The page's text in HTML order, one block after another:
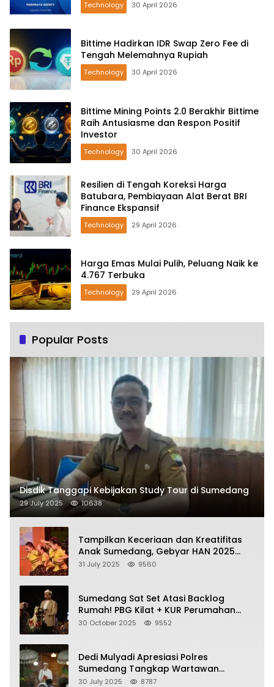
Technology 30 April 2026
Bittime Hadirkan IDR Swap Zero Fee di
Tengah Melemahnya Rupiah
Technology 30 April 2026
Bittime Mining Points 2.0 Berakhir Bittime
Raih Antusiasme dan Respon Positif
Investor
Technology 30 April 2026
Resilien di Tengah Koreksi Harga
Batubara, Pembiayaan Alat Berat BRI
Finance Ekspansif
Technology 29 April 2026
Harga Emas Mulai Pulih, Peluang Naik ke
4.767 Terbuka
Technology 29 April 2026
Popular Posts
Disdik Tanggapi Kebijakan Study Tour di Sumedang
29 July 2025 10638
Tampilkan Keceriaan dan Kreatifitas
Anak Sumedang, Gebyar HAN 2025
Dihadiri Bupati dan Wabup
31 July 2025 9560
Sumedang Sat Set Atasi Backlog
Rumah! PBG Kilat + KUR Perumahan
Jadi Kunci!
30 October 2025 9552
Dedi Mulyadi Apresiasi Polres
Sumedang Tangkap Wartawan
Gadungan Pemeras Kades
30 July 2025 8787